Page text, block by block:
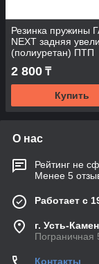
Резинка пружины
NEXT задняя
(полиуретан) ПТП
2 800 ₸
Купить
О нас
Рейтинг не
Менее 5
Работает с
г. Усть-
Пограничная
Контакты